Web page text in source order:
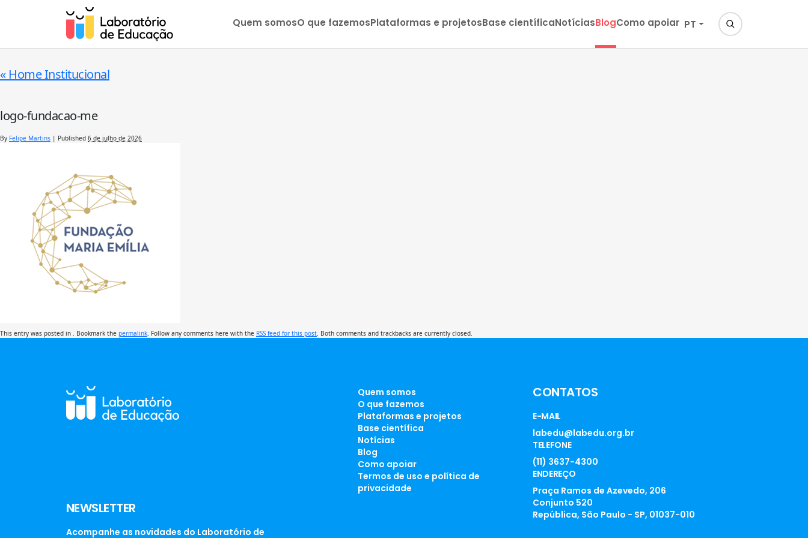
Quem somosO que fazemosPlataformas e projetosBase científicaNotíciasBlogComo apoiar PT
« Home Institucional
logo-fundacao-me
By Felipe Martins | Published 6 de julho de 2026
This entry was posted in . Bookmark the permalink . Follow any comments here with the RSS feed for this post . Both comments and trackbacks are currently closed.
NEWSLETTER
Acompanhe as novidades do Laboratório de
Quem somos
O que fazemos
Plataformas e projetos
Base científica
Notícias
Blog
Como apoiar
Termos de uso e política de
privacidade
CONTATOS
E-MAIL
labedu@labedu.org.br
TELEFONE
(11) 3637-4300
ENDEREÇO
Praça Ramos de Azevedo, 206
Conjunto 520
República, São Paulo - SP, 01037-010